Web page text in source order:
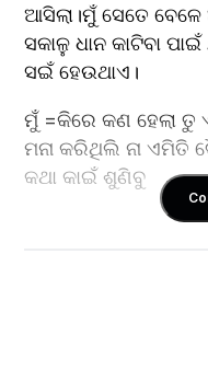
ଆସିଲା।ମୁଁ ସେତେ
ସକାଳୁ ଧାନ କାଟିବା
ସଇଁ ହେଉଥାଏ।
ମୁଁ =କିରେ କଣ ହେଲା
ମନା କରିଥିଲି ନା ଏମିତି
କଥା କାଇଁ ଶୁଣିବୁ
ମୁଁ=କଣ ଏତେ ସକାଳୁ